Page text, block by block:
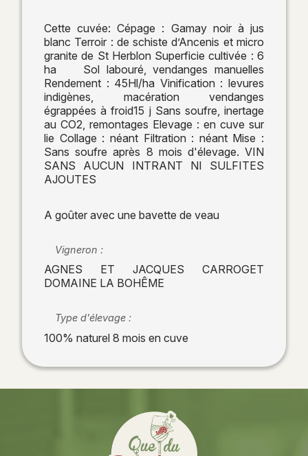
Cette cuvée: Cépage : Gamay noir à jus
blanc Terroir : de schiste d’Ancenis et micro
granite de St Herblon Superficie cultivée : 6
ha Sol labouré, vendanges manuelles
Rendement : 45Hl/ha Vinification : levures
indigènes, macération vendanges
égrappées à froid15 j Sans soufre, inertage
au CO2, remontages Elevage : en cuve sur
lie Collage : néant Filtration : néant Mise :
Sans soufre après 8 mois d'élevage. VIN
SANS AUCUN INTRANT NI SULFITES
AJOUTES
A goûter avec une bavette de veau
Vigneron :
AGNES ET JACQUES CARROGET
DOMAINE LA BOHÊME
Type d'élevage :
100% naturel 8 mois en cuve